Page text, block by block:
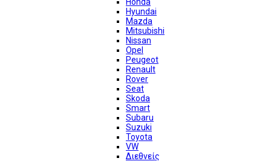
Hyundai
Mazda
Mitsubishi
Nissan
Opel
Peugeot
Renault
Rover
Seat
Skoda
Smart
Subaru
Suzuki
Toyota
VW
Διεθνείς